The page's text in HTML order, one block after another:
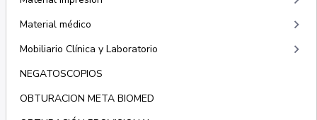
Material médico keyboard_arrow_right
Mobiliario Clínica y Laboratorio keyboard_arrow_right
NEGATOSCOPIOS
OBTURACION META BIOMED